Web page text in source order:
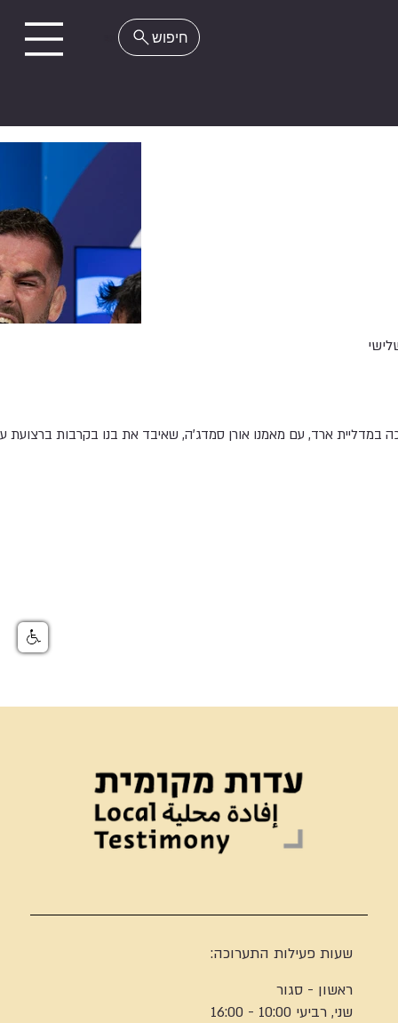
במדליית ארד, עם מאמנו אורן סמדג׳ה, שאיבד את בנו בקרבות ברצועת
שעות פעילות התערוכה:
ראשון - סגור
שני, רביעי 10:00 - 16:00